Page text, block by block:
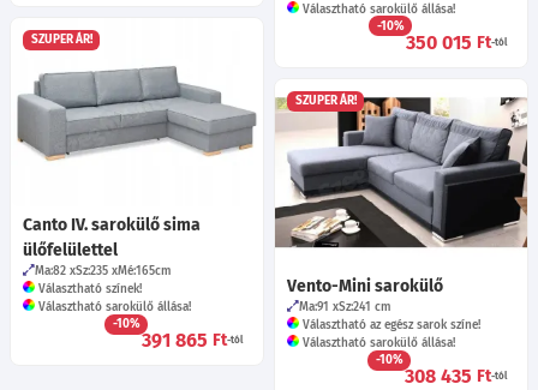
Választható sarokülő állása!
-10%
350 015 Ft-tól
SZUPER ÁR!
Canto IV. sarokülő sima
ülőfelülettel
Ma:82 Sz:235 Mé:165cm
Választható színek!
Választható sarokülő állása!
-10%
391 865 Ft-tól
SZUPER ÁR!
Vento-Mini sarokülő
Ma:91 Sz:241 cm
Választható az egész sarok színe!
Választható sarokülő állása!
-10%
308 435 Ft-tól